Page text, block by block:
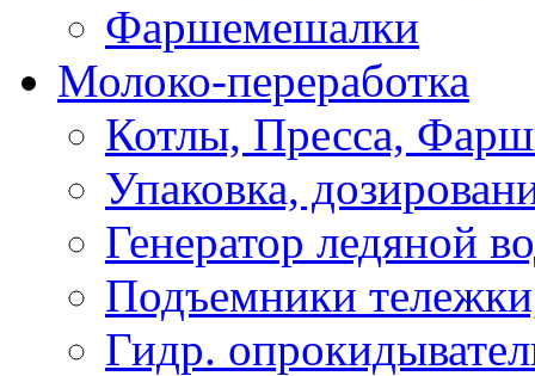
Фаршемешалки
Молоко-переработка
Котлы, Пресса,
Упаковка,
Генератор ледяной
Подъемники
Гидр.